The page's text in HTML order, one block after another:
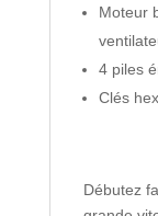
Moteur
4 piles
Clés
Débutez